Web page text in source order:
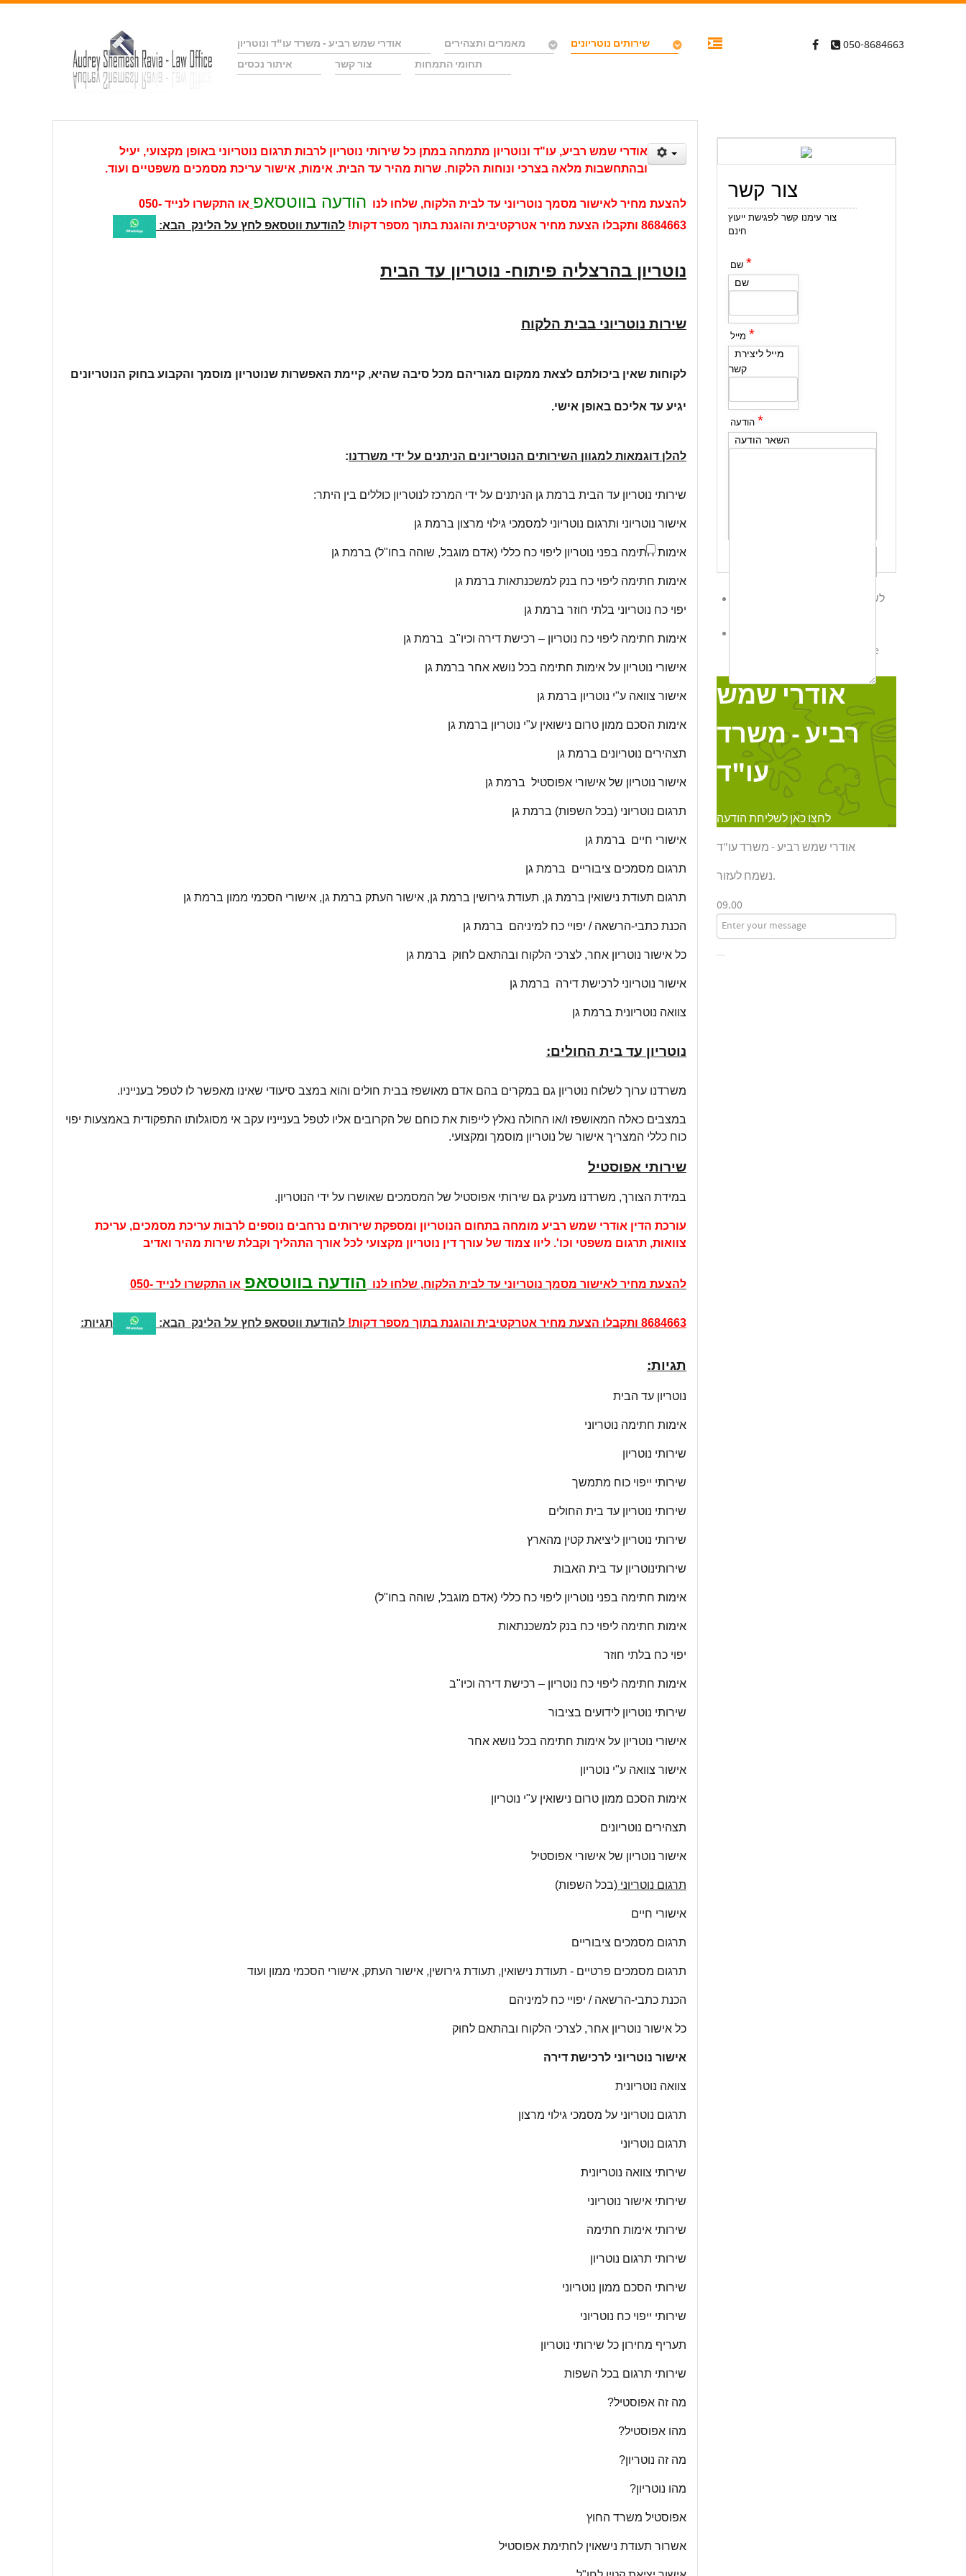
אודרי שמש רביע - משרד עו"ד ונוטריון מאמרים ותצהירים
שירותים נוטריונים
איתור נכסים
צור קשר תחומי התמחות
050-8684663
אודרי שמש רביע, עו"ד ונוטריון מתמחה במתן כל שירותי נוטריון לרבות תרגום נוטריוני באופן מקצועי, יעיל
ובהתחשבות מלאה בצרכי ונוחות הלקוח. שרות מהיר עד הבית. אימות, אישור עריכת מסמכים משפטיים ועוד.
להצעת מחיר לאישור מסמך נוטריוני עד לבית הלקוח, שלחו לנו הודעה בווטסאפ או התקשרו לנייד 050-
8684663 ותקבלו הצעת מחיר אטרקטיבית והוגנת בתוך מספר דקות! להודעת ווטסאפ לחץ על הלינק הבא:
נוטריון בהרצליה פיתוח- נוטריון עד הבית
שירות נוטריוני בבית הלקוח
לקוחות שאין ביכולתם לצאת ממקום מגוריהם מכל סיבה שהיא, קיימת האפשרות שנוטריון מוסמך והקבוע בחוק הנוטריונים
יגיע עד אליכם באופן אישי.
להלן דוגמאות למגוון השירותים הנוטריונים הניתנים על ידי משרדנו:
שירותי נוטריון עד הבית ברמת גן הניתנים על ידי המרכז לנוטריון כוללים בין היתר:
אישור נוטריוני ותרגום נוטריוני למסמכי גילוי מרצון ברמת גן
אימות חתימה בפני נוטריון ליפוי כח כללי (אדם מוגבל, שוהה בחו"ל) ברמת גן
אימות חתימה ליפוי כח בנק למשכנתאות ברמת גן
יפוי כח נוטריוני בלתי חוזר ברמת גן
אימות חתימה ליפוי כח נוטריון – רכישת דירה וכיו"ב ברמת גן
אישורי נוטריון על אימות חתימה בכל נושא אחר ברמת גן
אישור צוואה ע"י נוטריון ברמת גן
אימות הסכם ממון טרום נישואין ע"י נוטריון ברמת גן
תצהירים נוטריונים ברמת גן
אישור נוטריון של אישורי אפוסטיל ברמת גן
תרגום נוטריוני (בכל השפות) ברמת גן
אישורי חיים ברמת גן
תרגום מסמכים ציבוריים ברמת גן
תרגום תעודת נישואין ברמת גן, תעודת גירושין ברמת גן, אישור העתק ברמת גן, אישורי הסכמי ממון ברמת גן
הכנת כתבי-הרשאה / יפויי כח למיניהם ברמת גן
כל אישור נוטריון אחר, לצרכי הלקוח ובהתאם לחוק ברמת גן
אישור נוטריוני לרכישת דירה ברמת גן
צוואה נוטריונית ברמת גן
נוטריון עד בית החולים:
משרדנו ערוך לשלוח נוטריון גם במקרים בהם אדם מאושפז בבית חולים והוא במצב סיעודי שאינו מאפשר לו לטפל בענייניו.
במצבים כאלה המאושפז ו/או החולה נאלץ לייפות את כוחם של הקרובים אליו לטפל בענייניו עקב אי מסוגלותו התפקודית באמצעות יפוי
כוח כללי המצריך אישור של נוטריון מוסמך ומקצועי.
שירותי אפוסטיל
במידת הצורך, משרדנו מעניק גם שירותי אפוסטיל של המסמכים שאושרו על ידי הנוטריון.
עורכת הדין אודרי שמש רביע מומחה בתחום הנוטריון ומספקת שירותים נרחבים נוספים לרבות עריכת מסמכים, עריכת
צוואות, תרגום משפטי וכו'. ליוו צמוד של עורך דין נוטריון מקצועי לכל אורך התהליך וקבלת שירות מהיר ואדיב
להצעת מחיר לאישור מסמך נוטריוני עד לבית הלקוח, שלחו לנו הודעה בווטסאפ או התקשרו לנייד 050-
8684663 ותקבלו הצעת מחיר אטרקטיבית והוגנת בתוך מספר דקות! להודעת ווטסאפ לחץ על הלינק הבא: תגיות:
תגיות:
נוטריון עד הבית
אימות חתימה נוטריוני
שירותי נוטריון
שירותי ייפוי כוח מתמשך
שירותי נוטריון עד בית החולים
שירותי נוטריון ליציאת קטין מהארץ
שירותינוטריון עד בית האבות
אימות חתימה בפני נוטריון ליפוי כח כללי (אדם מוגבל, שוהה בחו"ל)
אימות חתימה ליפוי כח בנק למשכנתאות
יפוי כח בלתי חוזר
אימות חתימה ליפוי כח נוטריון – רכישת דירה וכיו"ב
שירותי נוטריון לידועים בציבור
אישורי נוטריון על אימות חתימה בכל נושא אחר
אישור צוואה ע"י נוטריון
אימות הסכם ממון טרום נישואין ע"י נוטריון
תצהירים נוטריונים
אישור נוטריון של אישורי אפוסטיל
תרגום נוטריוני (בכל השפות)
אישורי חיים
תרגום מסמכים ציבוריים
תרגום מסמכים פרטיים - תעודת נישואין, תעודת גירושין, אישור העתק, אישורי הסכמי ממון ועוד
הכנת כתבי-הרשאה / יפויי כח למיניהם
כל אישור נוטריון אחר, לצרכי הלקוח ובהתאם לחוק
אישור נוטריוני לרכישת דירה
צוואה נוטריונית
תרגום נוטריוני על מסמכי גילוי מרצון
תרגום נוטריוני
שירותי צוואה נוטריונית​
שירותי אישור נוטריוני
שירותי אימות חתימה
שירותי תרגום נוטריון
שירותי הסכם ממון נוטריוני
שירותי ייפוי כח נוטריוני
תעריף מחירון כל שירותי נוטריון
שירותי תרגום בכל השפות
מה זה אפוסטיל?
מהו אפוסטיל?
מה זה נוטריון?
מהו נוטריון?
אפוסטיל משרד החוץ
אשרור תעודת נישאוין לחתימת אפוסטיל
צור קשר
צור עימנו קשר לפגישת ייעוץ
חינם
*
שם
*
מייל ליצירת
קשר
*
השאר הודעה
לשליחת הודעת ווטס אפ לחץ כאן
Online
אודרי שמש
רביע - משרד
עו"ד
לחצו כאן לשליחת הודעה
אודרי שמש רביע - משרד עו"ד
נשמח לעזור.
09.00